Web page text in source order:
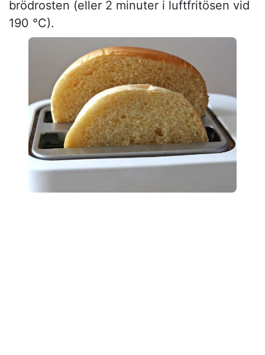
brödrosten (eller 2 minuter i luftfritösen vid
190 °C).